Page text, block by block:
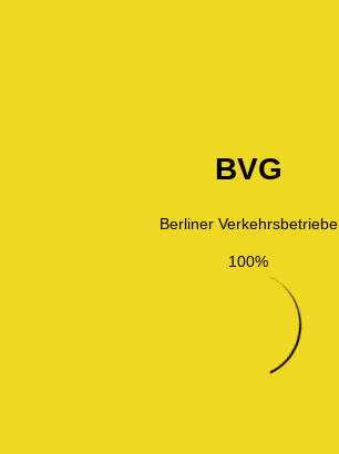
BVG
Berliner Verkehrsbetriebe
100%